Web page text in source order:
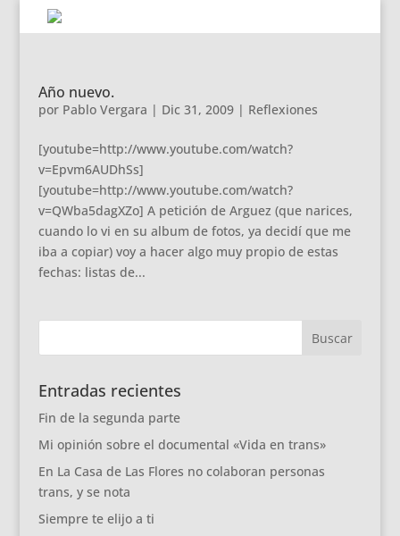
Año nuevo.
por Pablo Vergara | Dic 31, 2009| Reflexiones
[youtube=http://www.youtube.com/watch?
v=Epvm6AUDhSs]
[youtube=http://www.youtube.com/watch?
v=QWba5dagXZo] A petición de Arguez (que narices,
cuando lo vi en su album de fotos, ya decidí que me
iba a copiar) voy a hacer algo muy propio de estas
fechas: listas de...
Entradas recientes
Fin de la segunda parte
Mi opinión sobre el documental «Vida en trans»
En La Casa de Las Flores no colaboran personas
trans, y se nota
Siempre te elijo a ti